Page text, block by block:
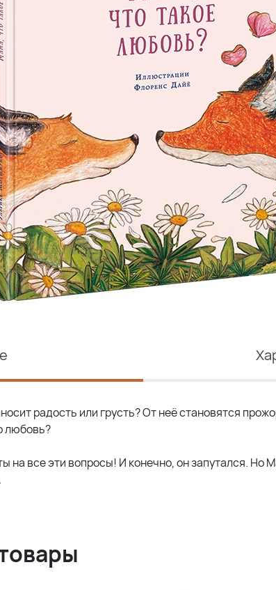
радость или грусть? От неё становятся
любовь?
на все эти вопросы! И конечно, он запутался.